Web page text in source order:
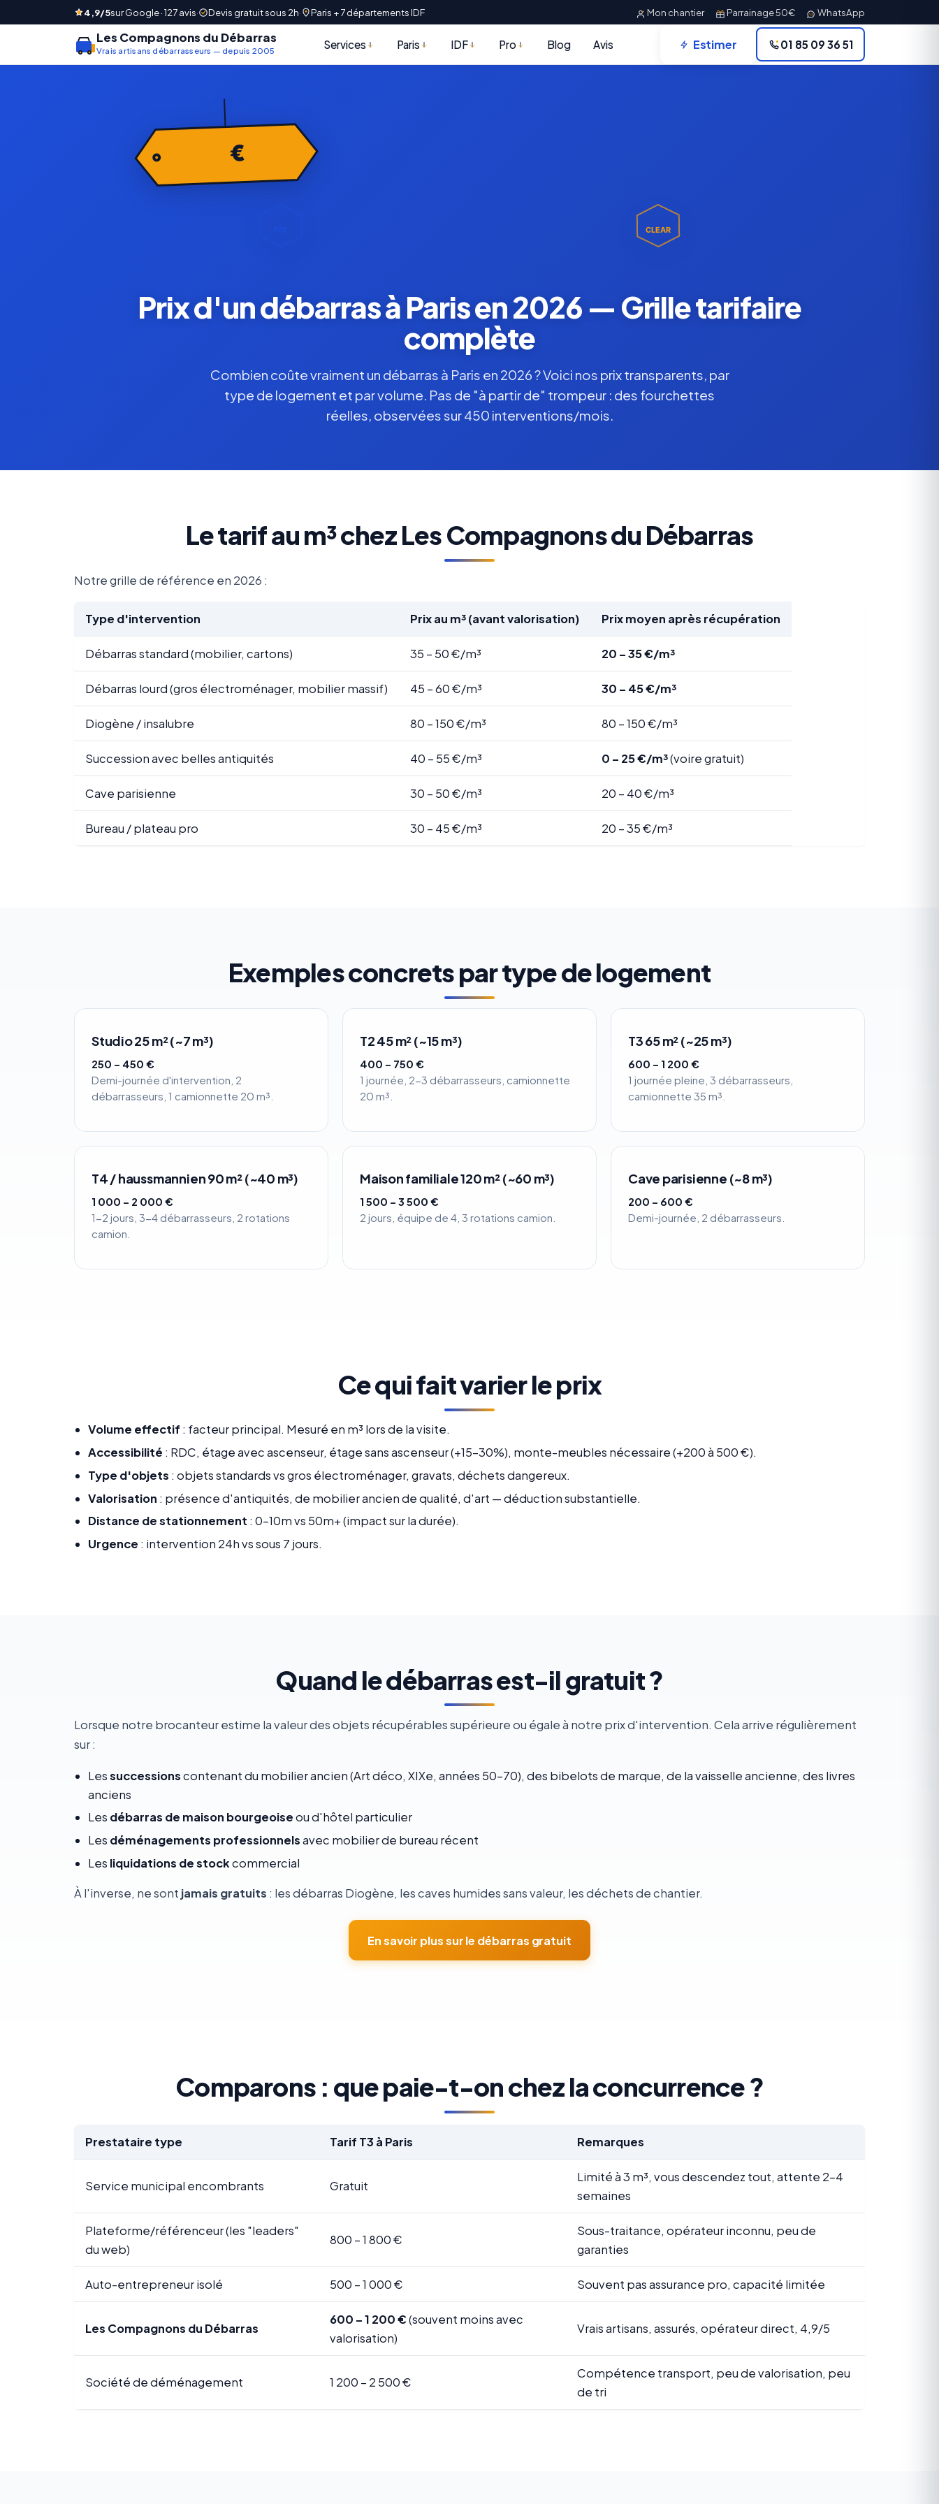
4,9/5sur Google · 127 avis· Devis gratuit sous 2h· Paris + 7 départements IDF Mon chantier Parrainage 50€ WhatsApp
Les Compagnons du Débarras
Vrais artisans débarrasseurs — depuis 2005 Services Paris IDF Pro Blog Avis Estimer 01 85 09 36 51
€
CLEAR
Prix d'un débarras à Paris en 2026 — Grille tarifaire
complète
Combien coûte vraiment un débarras à Paris en 2026 ? Voici nos prix transparents, par
type de logement et par volume. Pas de "à partir de" trompeur : des fourchettes
réelles, observées sur 450 interventions/mois.
Le tarif au m³ chez Les Compagnons du Débarras
Notre grille de référence en 2026 :
Type d'intervention Prix au m³ (avant valorisation) Prix moyen après récupération
Débarras standard (mobilier, cartons) 35 – 50 €/m³ 20 – 35 €/m³
Débarras lourd (gros électroménager, mobilier massif) 45 – 60 €/m³ 30 – 45 €/m³
Diogène / insalubre 80 – 150 €/m³ 80 – 150 €/m³
Succession avec belles antiquités 40 – 55 €/m³ 0 – 25 €/m³(voire gratuit)
Cave parisienne 30 – 50 €/m³ 20 – 40 €/m³
Bureau / plateau pro 30 – 45 €/m³ 20 – 35 €/m³
Exemples concrets par type de logement
Studio 25 m² (~7 m³)
250 – 450 €
Demi-journée d'intervention, 2
débarrasseurs, 1 camionnette 20 m³.
T2 45 m² (~15 m³)
400 – 750 €
1 journée, 2-3 débarrasseurs, camionnette
20 m³.
T3 65 m² (~25 m³)
600 – 1 200 €
1 journée pleine, 3 débarrasseurs,
camionnette 35 m³.
T4 / haussmannien 90 m² (~40 m³)
1 000 – 2 000 €
1-2 jours, 3-4 débarrasseurs, 2 rotations
camion.
Maison familiale 120 m² (~60 m³)
1 500 – 3 500 €
2 jours, équipe de 4, 3 rotations camion.
Cave parisienne (~8 m³)
200 – 600 €
Demi-journée, 2 débarrasseurs.
Ce qui fait varier le prix
Volume effectif : facteur principal. Mesuré en m³ lors de la visite.
Accessibilité : RDC, étage avec ascenseur, étage sans ascenseur (+15-30%), monte-meubles nécessaire (+200 à 500 €).
Type d'objets : objets standards vs gros électroménager, gravats, déchets dangereux.
Valorisation : présence d'antiquités, de mobilier ancien de qualité, d'art — déduction substantielle.
Distance de stationnement : 0-10m vs 50m+ (impact sur la durée).
Urgence : intervention 24h vs sous 7 jours.
Quand le débarras est-il gratuit ?
Lorsque notre brocanteur estime la valeur des objets récupérables supérieure ou égale à notre prix d'intervention. Cela arrive régulièrement
sur :
Lessuccessionscontenant du mobilier ancien (Art déco, XIXe, années 50-70), des bibelots de marque, de la vaisselle ancienne, des livres
anciens
Les débarras de maison bourgeoiseou d'hôtel particulier
Les déménagements professionnelsavec mobilier de bureau récent
Les liquidations de stockcommercial
À l'inverse, ne sont jamais gratuits : les débarras Diogène, les caves humides sans valeur, les déchets de chantier.
En savoir plus sur le débarras gratuit
Comparons : que paie-t-on chez la concurrence ?
Prestataire type Tarif T3 à Paris Remarques
Service municipal encombrants Gratuit
Limité à 3 m³, vous descendez tout, attente 2-4
semaines
Plateforme/référenceur (les "leaders"
du web)
800 – 1 800 €
Sous-traitance, opérateur inconnu, peu de
garanties
Auto-entrepreneur isolé 500 – 1 000 € Souvent pas assurance pro, capacité limitée
Les Compagnons du Débarras
600 – 1 200 €(souvent moins avec
valorisation)
Vrais artisans, assurés, opérateur direct, 4,9/5
Société de déménagement 1 200 – 2 500 €
Compétence transport, peu de valorisation, peu
de tri